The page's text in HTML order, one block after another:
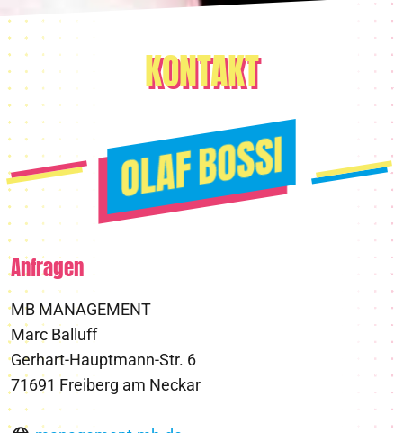
KONTAKT
Anfragen
MB MANAGEMENT
Marc Balluff
Gerhart-Hauptmann-Str. 6
71691 Freiberg am Neckar